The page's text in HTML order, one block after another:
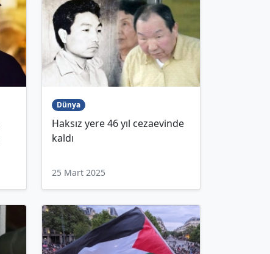
Dünya
Haksız yere 46 yıl cezaevinde
kaldı
25 Mart 2025